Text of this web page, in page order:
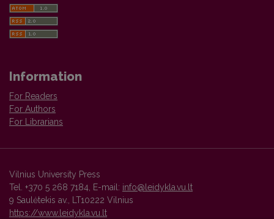
Information
For Readers
For Authors
For Librarians
Vilnius University Press
Tel. +370 5 268 7184, E-mail: info@leidykla.vu.lt
9 Saulėtekis av., LT10222 Vilnius
https://www.leidykla.vu.lt